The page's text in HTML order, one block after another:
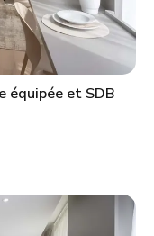
équipée et SDB